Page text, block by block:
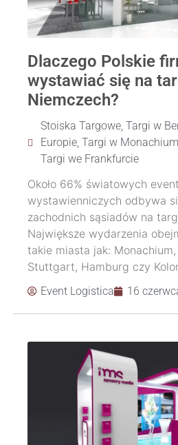
Dlaczego Polskie
wystawiać się na
Niemczech?
Stoiska Targowe, Targi w
Europie, Targi w Monachium
Targi we Frankfurcie
Około 66% światowych
wystawienniczych odbywa
zachodnich sąsiadów na
Największe wydarzenia
takie miasta jak:
Stuttgart, Hamburg czy
Event Logistica 16